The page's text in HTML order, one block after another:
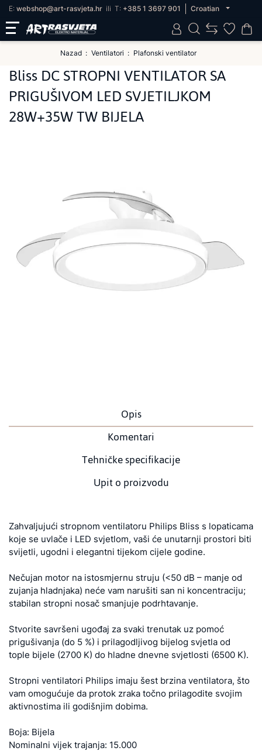
E: webshop@art-rasvjeta.hr ili T: +385 1 3697 901 Croatian
Nazad Ventilatori Plafonski ventilator
Bliss DC STROPNI VENTILATOR SA
PRIGUŠIVOM LED SVJETILJKOM
28W+35W TW BIJELA
Opis
Komentari
Tehničke specifikacije
Upit o proizvodu
Zahvaljujući stropnom ventilatoru Philips Bliss s lopaticama
koje se uvlače i LED svjetlom, vaši će unutarnji prostori biti
svijetli, ugodni i elegantni tijekom cijele godine.
Nečujan motor na istosmjernu struju (<50 dB – manje od
zujanja hladnjaka) neće vam narušiti san ni koncentraciju;
stabilan stropni nosač smanjuje podrhtavanje.
Stvorite savršeni ugođaj za svaki trenutak uz pomoć
prigušivanja (do 5 %) i prilagodljivog bijelog svjetla od
tople bijele (2700 K) do hladne dnevne svjetlosti (6500 K).
Stropni ventilatori Philips imaju šest brzina ventilatora, što
vam omogućuje da protok zraka točno prilagodite svojim
aktivnostima ili godišnjim dobima.
Boja: Bijela
Nominalni vijek trajanja: 15.000